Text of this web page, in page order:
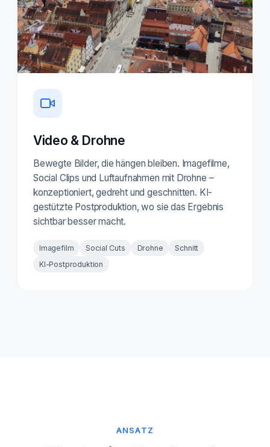
Video & Drohne
Bewegte Bilder, die hängen bleiben. Imagefilme,
Social Clips und Luftaufnahmen mit Drohne –
konzeptioniert, gedreht und geschnitten. KI-
gestützte Postproduktion, wo sie das Ergebnis
sichtbar besser macht.
Imagefilm Social Cuts Drohne
Schnitt
KI-Postproduktion
ANSATZ